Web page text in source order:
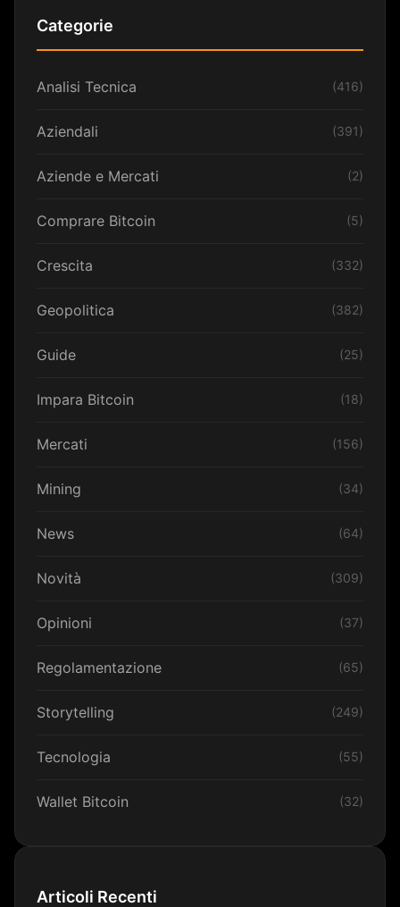
Categorie
Analisi Tecnica (416)
Aziendali (391)
Aziende e Mercati (2)
Comprare Bitcoin (5)
Crescita (332)
Geopolitica (382)
Guide (25)
Impara Bitcoin (18)
Mercati (156)
Mining (34)
News (64)
Novità (309)
Opinioni (37)
Regolamentazione (65)
Storytelling (249)
Tecnologia (55)
Wallet Bitcoin (32)
Articoli Recenti